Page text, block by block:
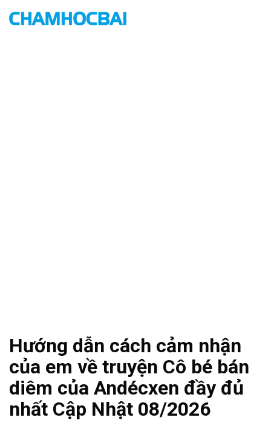
Hướng dẫn cách cảm nhận
của em về truyện Cô bé bán
diêm của Andécxen đầy đủ
nhất Cập Nhật 08/2026